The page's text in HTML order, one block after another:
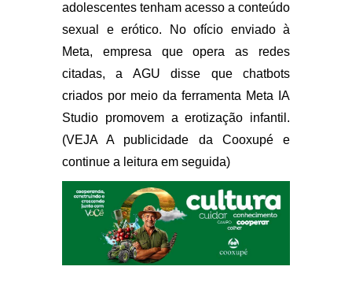
adolescentes tenham acesso a conteúdo
sexual e erótico. No ofício enviado à
Meta, empresa que opera as redes
citadas, a AGU disse que chatbots
criados por meio da ferramenta Meta IA
Studio promovem a erotização infantil.
(VEJA A publicidade da Cooxupé e
continue a leitura em seguida)